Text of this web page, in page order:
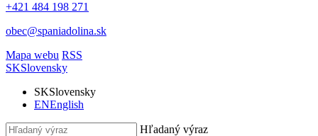
+421 484 198 271
obec@spaniadolina.sk
Mapa webu RSS
SKSlovensky
SKSlovensky
ENEnglish
Hľadaný výraz